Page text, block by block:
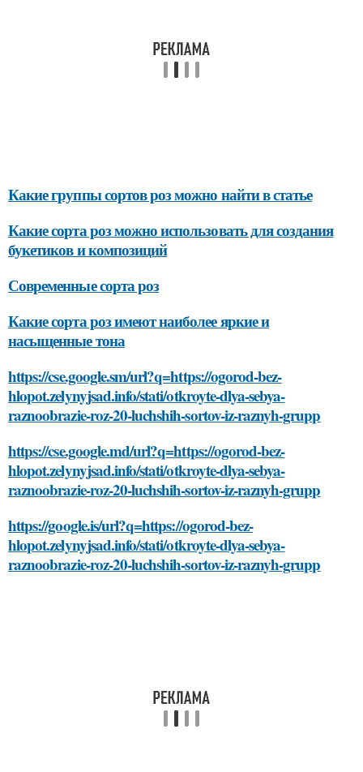
Какие группы сортов роз можно найти в статье
Какие сорта роз можно использовать для создания
букетиков и композиций
Современные сорта роз
Какие сорта роз имеют наиболее яркие и
насыщенные тона
https://cse.google.sm/url?q=https://ogorod-bez-
hlopot.zelynyjsad.info/stati/otkroyte-dlya-sebya-
raznoobrazie-roz-20-luchshih-sortov-iz-raznyh-grupp
https://cse.google.md/url?q=https://ogorod-bez-
hlopot.zelynyjsad.info/stati/otkroyte-dlya-sebya-
raznoobrazie-roz-20-luchshih-sortov-iz-raznyh-grupp
https://google.is/url?q=https://ogorod-bez-
hlopot.zelynyjsad.info/stati/otkroyte-dlya-sebya-
raznoobrazie-roz-20-luchshih-sortov-iz-raznyh-grupp